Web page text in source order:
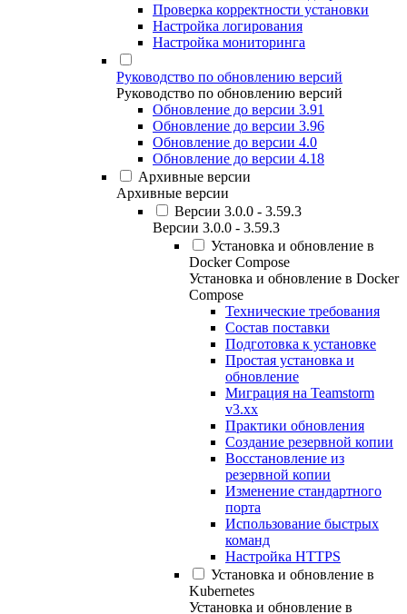
Проверка корректности установки
Настройка логирования
Настройка мониторинга
Руководство по обновлению версий
Руководство по обновлению версий
Обновление до версии 3.91
Обновление до версии 3.96
Обновление до версии 4.0
Обновление до версии 4.18
Архивные версии
Архивные версии
Версии 3.0.0 - 3.59.3
Версии 3.0.0 - 3.59.3
Установка и обновление в
Docker Compose
Установка и обновление в Docker
Compose
Технические требования
Состав поставки
Подготовка к установке
Простая установка и
обновление
Миграция на Teamstorm
v3.xx
Практики обновления
Создание резервной копии
Восстановление из
резервной копии
Изменение стандартного
порта
Использование быстрых
команд
Настройка HTTPS
Установка и обновление в
Kubernetes
Установка и обновление в